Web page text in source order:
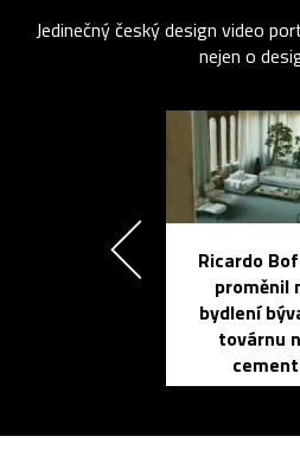
Jedinečný český design video
nejen o
Ricardo
proměnil
bydlení
továrnu
cement